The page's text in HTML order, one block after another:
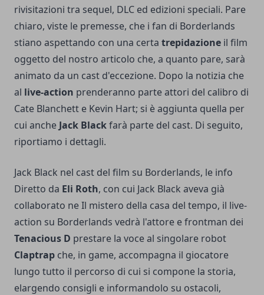
rivisitazioni tra sequel, DLC ed edizioni speciali. Pare
chiaro, viste le premesse, che i fan di Borderlands
stiano aspettando con una certa trepidazione il film
oggetto del nostro articolo che, a quanto pare, sarà
animato da un cast d'eccezione. Dopo la notizia che
al live-action prenderanno parte attori del calibro di
Cate Blanchett e Kevin Hart; si è aggiunta quella per
cui anche Jack Blackfarà parte del cast. Di seguito,
riportiamo i dettagli.
Jack Black nel cast del film su Borderlands, le info
Diretto da Eli Roth, con cui Jack Black aveva già
collaborato ne Il mistero della casa del tempo, il live-
action su Borderlands vedrà l'attore e frontman dei
Tenacious D prestare la voce al singolare robot
Claptrap che, in game, accompagna il giocatore
lungo tutto il percorso di cui si compone la storia,
elargendo consigli e informandolo su ostacoli,